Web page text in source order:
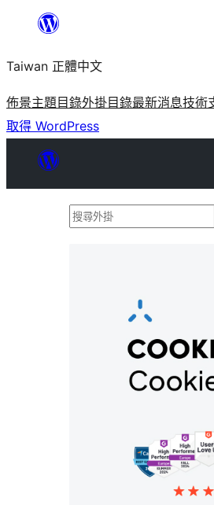
主
要
內
容
Taiwan 正體中文
佈景主題目錄外掛目錄最新消息技術
取得 WordPress
搜